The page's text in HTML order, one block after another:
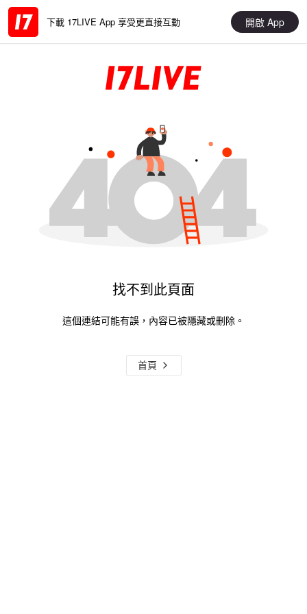
下載 17LIVE App 享受更直接互動 開啟 App
找不到此頁面
這個連結可能有誤，內容已被隱藏或刪除。
首頁